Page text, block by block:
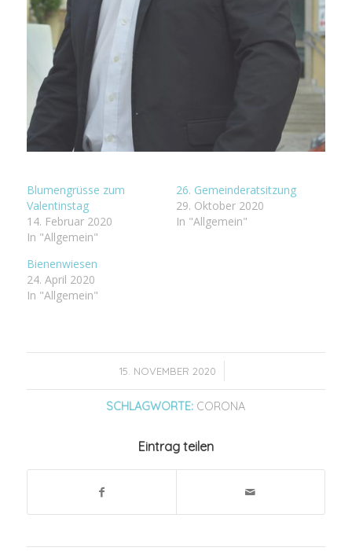
Blumengrüsse zum
Valentinstag
14. Februar 2020
In "Allgemein"
26. Gemeinderatsitzung
29. Oktober 2020
In "Allgemein"
Bienenwiesen
24. April 2020
In "Allgemein"
15. NOVEMBER 2020
/
SCHLAGWORTE: CORONA
Eintrag teilen